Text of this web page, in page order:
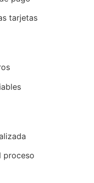
tarjetas
proceso